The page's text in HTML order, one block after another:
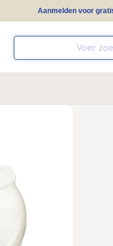
Aanmelden voor